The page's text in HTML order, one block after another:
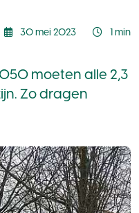
30 mei 2023 1 min
moeten alle 2,3
Zo dragen